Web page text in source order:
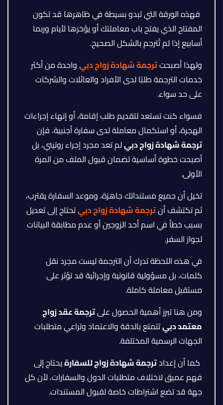
فهذه الورقة التي تبدو بسيطة في ظاهرها قد تكون
المفتاح الذي يفتح باب معاملتك أو يؤخرها لأيام وربما
أسابيع إذا لم تُترجم بالشكل الصحيح.
ولهذا أصبحتترجمة شهادة زواج دبيواحدة من أكثر
خدمات الترجمة طلبًا لدى الأفراد والعائلات والشركات
على حد سواء.
فسواء كنت تستعد لتقديم طلب إقامة، أو إنهاء إجراءات
الهجرة، أو استكمال معاملة لدى سفارة أجنبية، فإن
ترجمة شهادة زواج دبيلم تعد مجرد إجراء روتيني، بل
أصبحت خطوة أساسية لضمان قبول الملف من المرة
الأولى.
تخيل أن جميع مستنداتك جاهزة، وموعد السفارة يقترب،
ثم تكتشف أنترجمة شهادة زواج دبيتحتاج إلى تعديل
بسبب خطأ في اسم أحد الزوجين أو عدم مطابقة البيانات
لجواز السفر.
في هذه اللحظة تدرك أن الترجمة ليست مجرد نقل
كلمات، بل مسؤولية قانونية وإجرائية قد تؤثر على
مستقبل معاملة كاملة.
ومن هنا تبرز أهمية الحصول علىترجمة عقد زواج
معتمد دبيتتمتع بالدقة والاعتماد وتراعي متطلبات
الجهات الرسمية المختلفة.
كما أن إعدادترجمة شهادة زواج للسفارةيحتاج إلى
فهم عميق لاختلاف متطلبات الدول والسفارات، لأن كل
جهة قد تضع اشتراطات خاصة لقبول المستندات.